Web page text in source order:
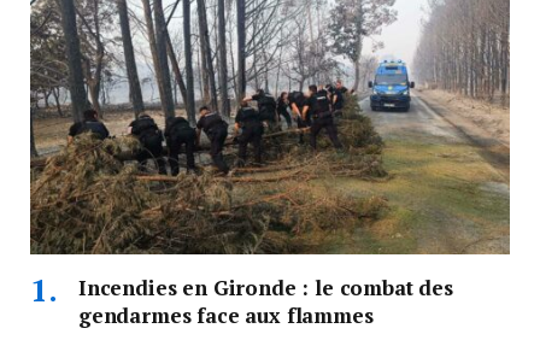
Incendies en Gironde : le combat des
gendarmes face aux flammes